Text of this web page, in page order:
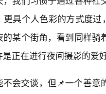
具个人色彩的方式度
的某个街角，看到同样
正在进行夜间摄影的爱
不会交谈，但📌一个善意